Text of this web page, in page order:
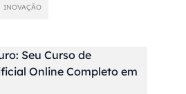
INOVAÇÃO